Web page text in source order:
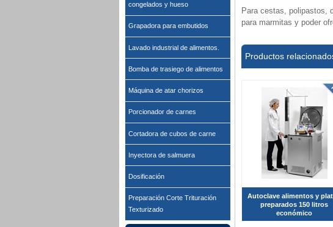
congelados y hueso
Grapadora para embutidos
Lavado industrial de alimentos.
Bomba de trasiego de alimentos
Máquina de atar chorizos
Porcionador de carnes
Cortadora de cubos de carne
Inyectora de salmuera
Dosificación
Preparación Corte Trituración
Texturizado
Para cestas, polipastos,
para marmitas y poder
Productos
Autoclave alimentos y
preparados 150 litros
económico